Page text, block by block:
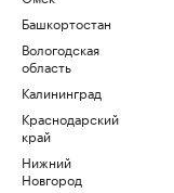
Башкортостан
Вологодская
область
Калининград
Краснодарский
край
Нижний
Новгород